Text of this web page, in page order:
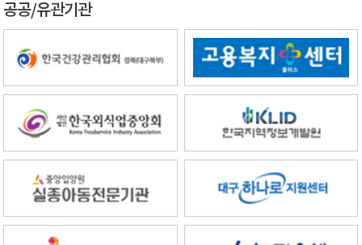
공공/유관기관